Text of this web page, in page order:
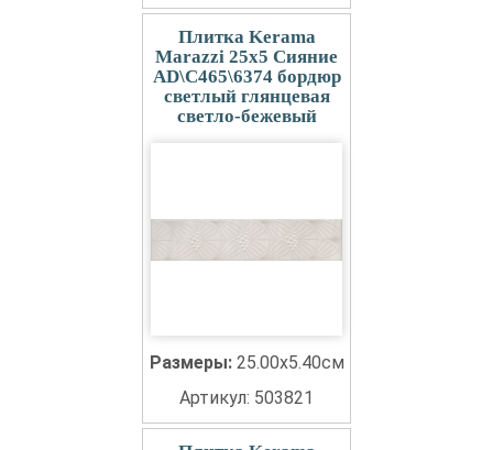
Плитка Kerama
Marazzi 25x5 Сияние
AD\C465\6374 бордюр
светлый глянцевая
светло-бежевый
Размеры: 25.00x5.40см
Артикул: 503821